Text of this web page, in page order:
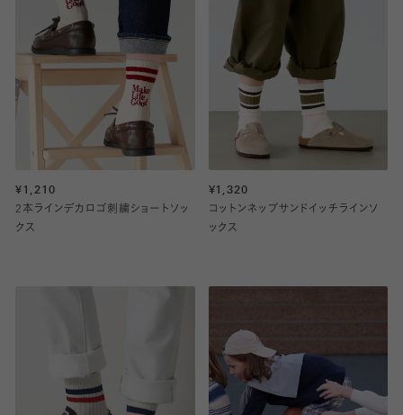
¥1,210
2本ラインデカロゴ刺繍ショートソッ
クス
¥1,320
コットンネップサンドイッチラインソ
ックス